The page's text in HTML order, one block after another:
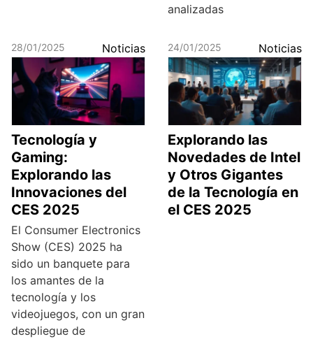
analizadas
28/01/2025 Noticias
Tecnología y
Gaming:
Explorando las
Innovaciones del
CES 2025
El Consumer Electronics
Show (CES) 2025 ha
sido un banquete para
los amantes de la
tecnología y los
videojuegos, con un gran
despliegue de
24/01/2025 Noticias
Explorando las
Novedades de Intel
y Otros Gigantes
de la Tecnología en
el CES 2025